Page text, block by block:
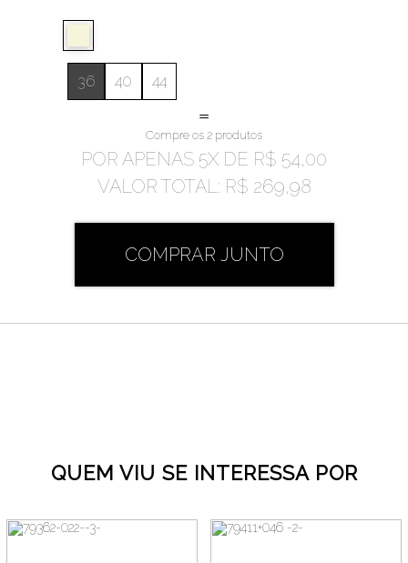
36 40 44
=
Compre os 2 produtos
POR APENAS 5X DE R$ 54,00
VALOR TOTAL: R$ 269,98
COMPRAR JUNTO
QUEM VIU SE INTERESSA POR